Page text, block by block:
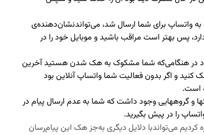
به واتساپ برای شما ارسال شد، می‌تواندنشان‌دهنده‌ی
پس بهتر است مراقب باشید و موبایل خود را در
در هنگامی‌که شما مشکوک به هک شدن هستید آخرین
و اگر بدون فعالیت شما واتساپ آنلاین بود
است.
و گروه­هایی وجود داشت که شما به عدم ارسال پیام در
را در پیش بگیرید.
می‌تواندبا دلایل دیگری به‌جز هک این پیام‌رسان